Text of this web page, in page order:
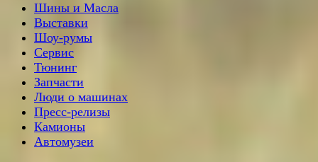
Шины и Масла
Выставки
Шоу-румы
Сервис
Тюнинг
Запчасти
Люди о машинах
Пресс-релизы
Камионы
Автомузеи